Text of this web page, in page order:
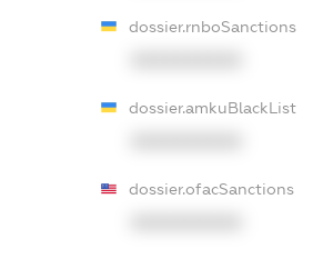
dossier.rnboSanctions
dossier.amkuBlackList
dossier.ofacSanctions